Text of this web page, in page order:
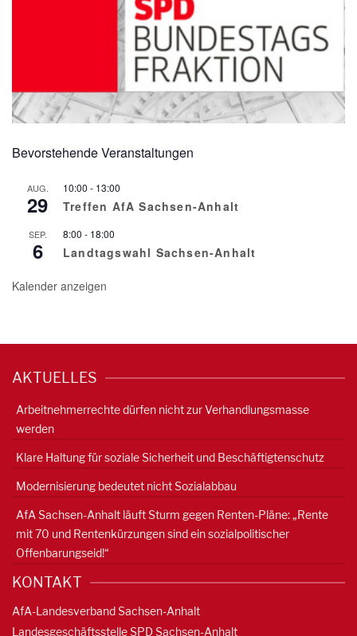
Bevorstehende Veranstaltungen
AUG.
29
10:00 - 13:00
Treffen AfA Sachsen-Anhalt
SEP.
6
8:00 - 18:00
Landtagswahl Sachsen-Anhalt
Kalender anzeigen
AKTUELLES
Arbeitnehmerrechte dürfen nicht zur Verhandlungsmasse
werden
Klare Haltung für soziale Sicherheit und Beschäftigtenschutz
Modernisierung bedeutet nicht Sozialabbau
AfA Sachsen-Anhalt läuft Sturm gegen Renten-Pläne: „Rente
mit 70 und Rentenkürzungen sind ein sozialpolitischer
Offenbarungseid!“
KONTAKT
AfA-Landesverband Sachsen-Anhalt
Landesgeschäftsstelle SPD Sachsen-Anhalt